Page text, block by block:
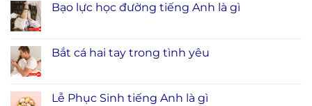
Bạo lực học đường tiếng Anh là gì
Bắt cá hai tay trong tình yêu
Lễ Phục Sinh tiếng Anh là gì